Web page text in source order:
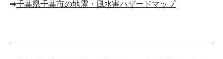
➡︎千葉県千葉市の地震・風水害ハザードマップ